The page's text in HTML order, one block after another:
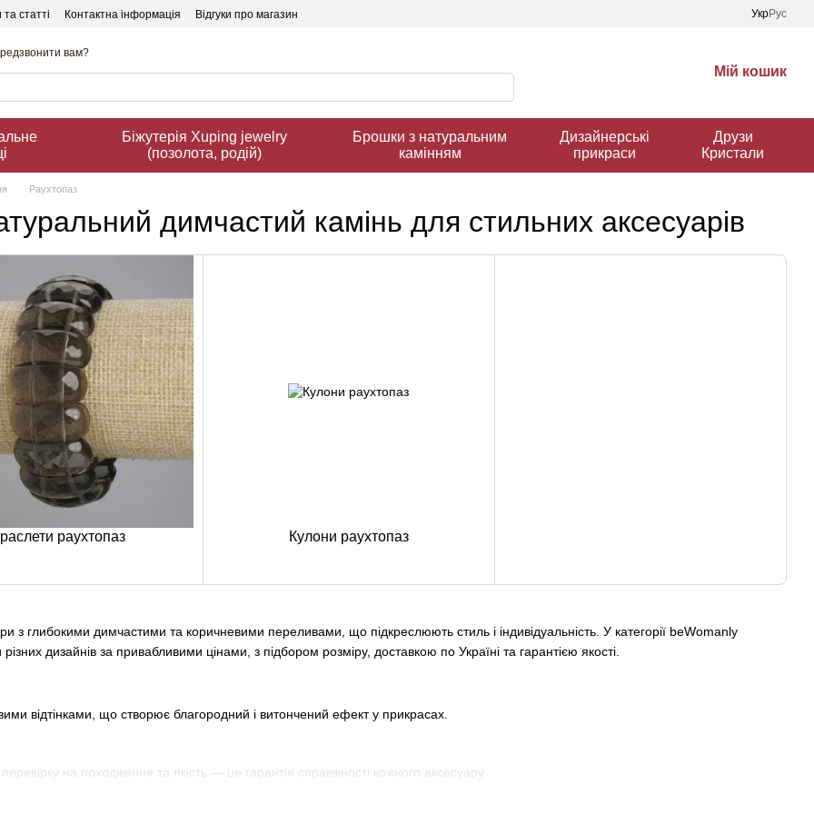
статті Контактна інформація Відгуки про магазин УкрРус
вам?
Мій кошик
Біжутерія Xuping jewelry
(позолота, родій)
Брошки з натуральним
камінням
Дизайнерські
прикраси
Друзи
Кристали
Раухтопаз
димчастий камінь для стильних аксесуарів
з глибокими димчастими та коричневими переливами, що підкреслюють стиль і індивідуальність. У категорії beWomanly
дизайнів за привабливими цінами, з підбором розміру, доставкою по Україні та гарантією якості.
відтінками, що створює благородний і витончений ефект у прикрасах.
на походження та якість — це гарантія справжності кожного аксесуару.
раухтопаз Кулони раухтопаз